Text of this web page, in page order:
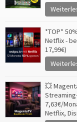
*TOP*
Netflix -
17,99€)
💥
7,63€/
Netflix,